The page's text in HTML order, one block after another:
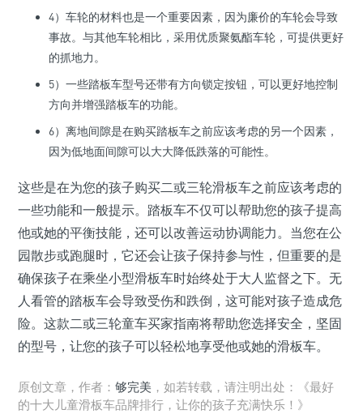
4）车轮的材料也是一个重要因素，因为廉价的车轮会导致
事故。与其他车轮相比，采用优质聚氨酯车轮，可提供更好
的抓地力。
5）一些踏板车型号还带有方向锁定按钮，可以更好地控制
方向并增强踏板车的功能。
6）离地间隙是在购买踏板车之前应该考虑的另一个因素，
因为低地面间隙可以大大降低跌落的可能性。
这些是在为您的孩子购买二或三轮滑板车之前应该考虑的
一些功能和一般提示。踏板车不仅可以帮助您的孩子提高
他或她的平衡技能，还可以改善运动协调能力。当您在公
园散步或跑腿时，它还会让孩子保持参与性，但重要的是
确保孩子在乘坐小型滑板车时始终处于大人监督之下。无
人看管的踏板车会导致受伤和跌倒，这可能对孩子造成危
险。这款二或三轮童车买家指南将帮助您选择安全，坚固
的型号，让您的孩子可以轻松地享受他或她的滑板车。
原创文章，作者： 够完美 ，如若转载，请注明出处：《最好
的十大儿童滑板车品牌排行，让你的孩子充满快乐！》